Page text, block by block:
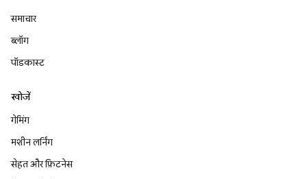
समाचार
ब्लॉग
पॉडकास्ट
खोजें
गेमिंग
मशीन लर्निंग
सेहत और फ़िटनेस